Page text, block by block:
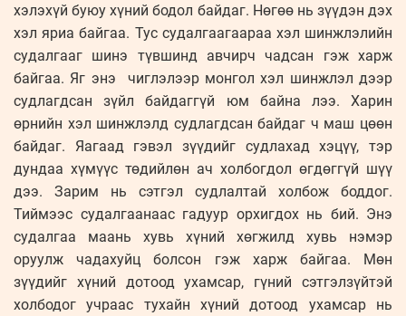
хэлэхүй буюу хүний бодол байдаг. Нөгөө нь зүүдэн дэх
хэл яриа байгаа. Тус судалгаагаараа хэл шинжлэлийн
судалгааг шинэ түвшинд авчирч чадсан гэж харж
байгаа. Яг энэ чиглэлээр монгол хэл шинжлэл дээр
судлагдсан зүйл байдаггүй юм байна лээ. Харин
өрнийн хэл шинжлэлд судлагдсан байдаг ч маш цөөн
байдаг. Яагаад гэвэл зүүдийг судлахад хэцүү, тэр
дундаа хүмүүс төдийлөн ач холбогдол өгдөггүй шүү
дээ. Зарим нь сэтгэл судлалтай холбож боддог.
Тиймээс судалгаанаас гадуур орхигдох нь бий. Энэ
судалгаа маань хувь хүний хөгжилд хувь нэмэр
оруулж чадахуйц болсон гэж харж байгаа. Мөн
зүүдийг хүний дотоод ухамсар, гүний сэтгэлзүйтэй
холбодог учраас тухайн хүний дотоод ухамсар нь